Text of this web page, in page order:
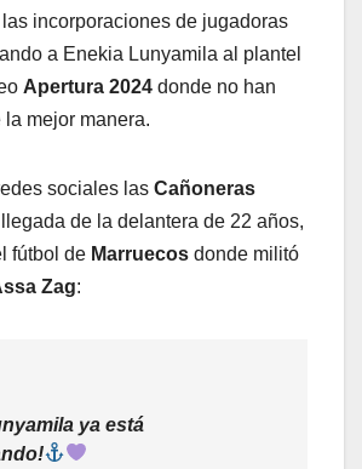
incorporaciones de jugadoras
a Enekia Lunyamila al plantel
Apertura 2024 donde no han
mejor manera.
sociales las Cañoneras
de la delantera de 22 años,
fútbol de Marruecos donde militó
Zag:
ya está